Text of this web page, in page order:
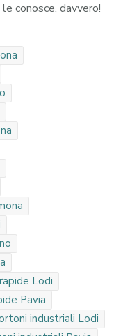
le conosce, davvero!
Lodi
Pavia
industriali Lodi